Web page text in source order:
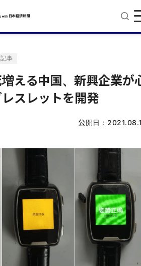
事
える中国、新興企業が
スレットを開発
公開日：